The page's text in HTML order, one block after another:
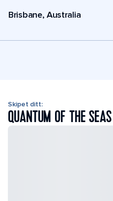
Brisbane, Australia
Skipet ditt:
QUANTUM OF THE SEAS